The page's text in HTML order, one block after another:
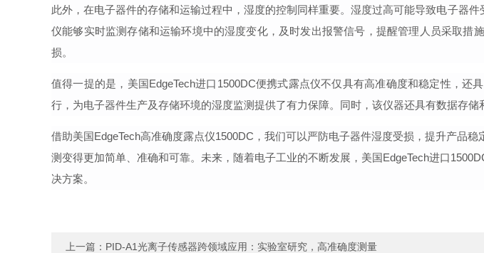
此外，在电子器件的存储和运输过程中，湿度的控制同样重要。湿度过高可能导致电子器件
仪能够实时监测存储和运输环境中的湿度变化，及时发出报警信号，提醒管理人员采取
损。
值得一提的是， 美国EdgeTech进口 1500DC便携式露点仪不仅具有高准确度和稳定性，还
行，为电子器件生产及存储环境的湿度监测提供了有力保障。同时，该仪器还具有数据存
借助美国EdgeTech高准确度露点仪1500DC，我们可以严防电子器件湿度受损，提升产品稳
测变得更加简单、准确和可靠。未来，随着电子工业的不断发展， 美国EdgeTech进口
决方案。
上一篇： PID-A1光离子传感器跨领域应用：实验室研究，高准确度测量